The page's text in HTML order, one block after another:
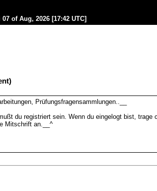
07 of Aug, 2026 [17:42 UTC]
Prüfungsfragensammlungen..__
du registriert sein. Wenn du eingelogt bist,
Mitschrift an.__^